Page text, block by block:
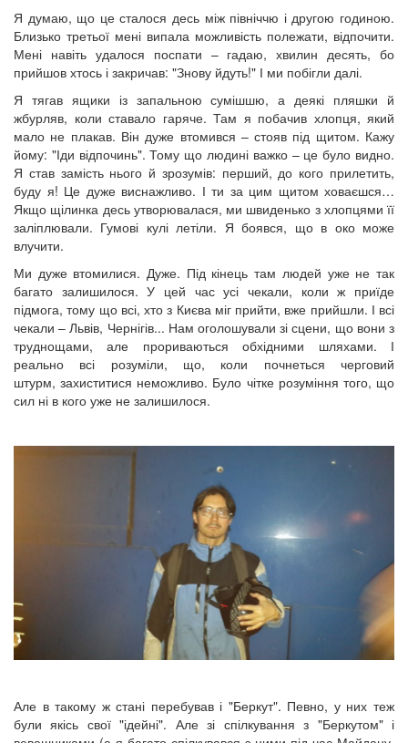
Я думаю, що це сталося десь між північчю і другою годиною.
Близько третьої мені випала можливість полежати, відпочити.
Мені навіть удалося поспати – гадаю, хвилин десять, бо
прийшов хтось і закричав: "Знову йдуть!" І ми побігли далі.
Я тягав ящики із запальною сумішшю, а деякі пляшки й
жбурляв, коли ставало гаряче. Там я побачив хлопця, який
мало не плакав. Він дуже втомився – стояв під щитом. Кажу
йому: "Іди відпочинь". Тому що людині важко – це було видно.
Я став замість нього й зрозумів: перший, до кого прилетить,
буду я! Це дуже виснажливо. І ти за цим щитом ховаєшся…
Якщо щілинка десь утворювалася, ми швиденько з хлопцями її
заліплювали. Гумові кулі летіли. Я боявся, що в око може
влучити.
Ми дуже втомилися. Дуже. Під кінець там людей уже не так
багато залишилося. У цей час усі чекали, коли ж приїде
підмога, тому що всі, хто з Києва міг прийти, вже прийшли. І всі
чекали – Львів, Чернігів... Нам оголошували зі сцени, що вони з
труднощами, але прориваються обхідними шляхами. І
реально всі розуміли, що, коли почнеться черговий
штурм, захиститися неможливо. Було чітке розуміння того, що
сил ні в кого уже не залишилося.
Але в такому ж стані перебував і "Беркут". Певно, у них теж
були якісь свої "ідейні". Але зі спілкування з "Беркутом" і